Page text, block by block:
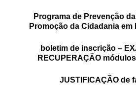
@esaq.erasmus
@oficina.do.largo
Programa de Prevenção
Promoção da Cidadania em
boletim de inscrição –
RECUPERAÇÃO
JUSTIFICAÇÃO de